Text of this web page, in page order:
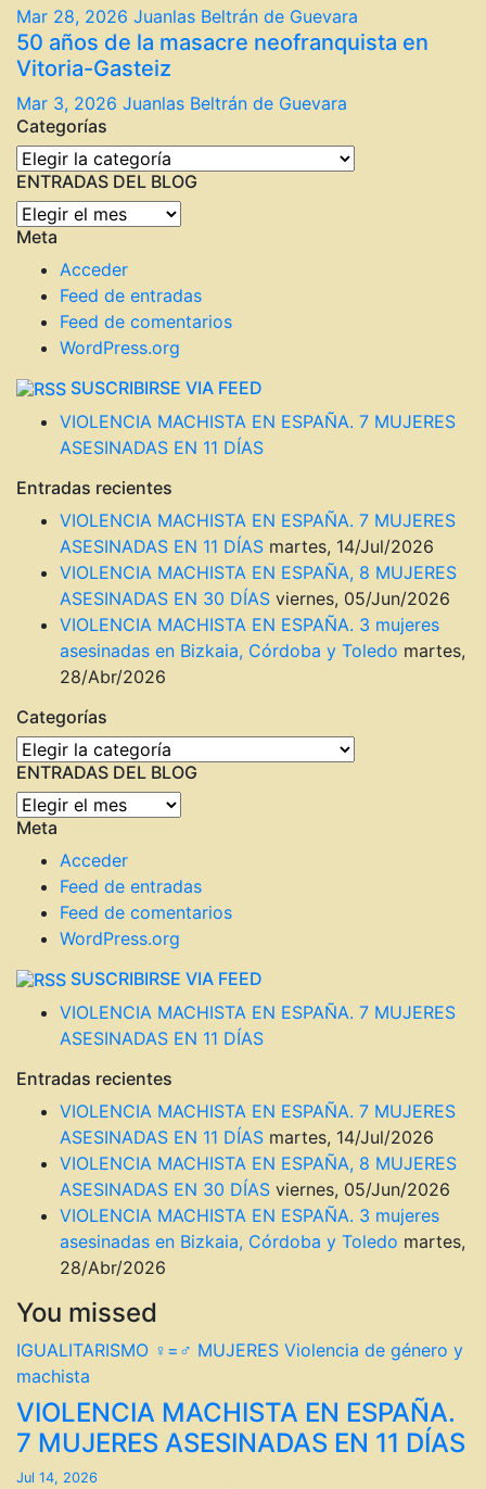
Mar 28, 2026 Juanlas Beltrán de Guevara
50 años de la masacre neofranquista en
Vitoria-Gasteiz
Mar 3, 2026 Juanlas Beltrán de Guevara
Categorías
Categorías
ENTRADAS DEL BLOG
ENTRADAS
DEL
BLOG
Meta
Acceder
Feed de entradas
Feed de comentarios
WordPress.org
SUSCRIBIRSE VIA FEED
VIOLENCIA MACHISTA EN ESPAÑA. 7 MUJERES
ASESINADAS EN 11 DÍAS
Entradas recientes
VIOLENCIA MACHISTA EN ESPAÑA. 7 MUJERES
ASESINADAS EN 11 DÍAS martes, 14/Jul/2026
VIOLENCIA MACHISTA EN ESPAÑA, 8 MUJERES
ASESINADAS EN 30 DÍAS viernes, 05/Jun/2026
VIOLENCIA MACHISTA EN ESPAÑA. 3 mujeres
asesinadas en Bizkaia, Córdoba y Toledo martes,
28/Abr/2026
Categorías
Categorías
ENTRADAS DEL BLOG
ENTRADAS
DEL
BLOG
Meta
Acceder
Feed de entradas
Feed de comentarios
WordPress.org
SUSCRIBIRSE VIA FEED
VIOLENCIA MACHISTA EN ESPAÑA. 7 MUJERES
ASESINADAS EN 11 DÍAS
Entradas recientes
VIOLENCIA MACHISTA EN ESPAÑA. 7 MUJERES
ASESINADAS EN 11 DÍAS martes, 14/Jul/2026
VIOLENCIA MACHISTA EN ESPAÑA, 8 MUJERES
ASESINADAS EN 30 DÍAS viernes, 05/Jun/2026
VIOLENCIA MACHISTA EN ESPAÑA. 3 mujeres
asesinadas en Bizkaia, Córdoba y Toledo martes,
28/Abr/2026
You missed
IGUALITARISMO ♀=♂ MUJERES Violencia de género y
machista
VIOLENCIA MACHISTA EN ESPAÑA.
7 MUJERES ASESINADAS EN 11 DÍAS
Jul 14, 2026